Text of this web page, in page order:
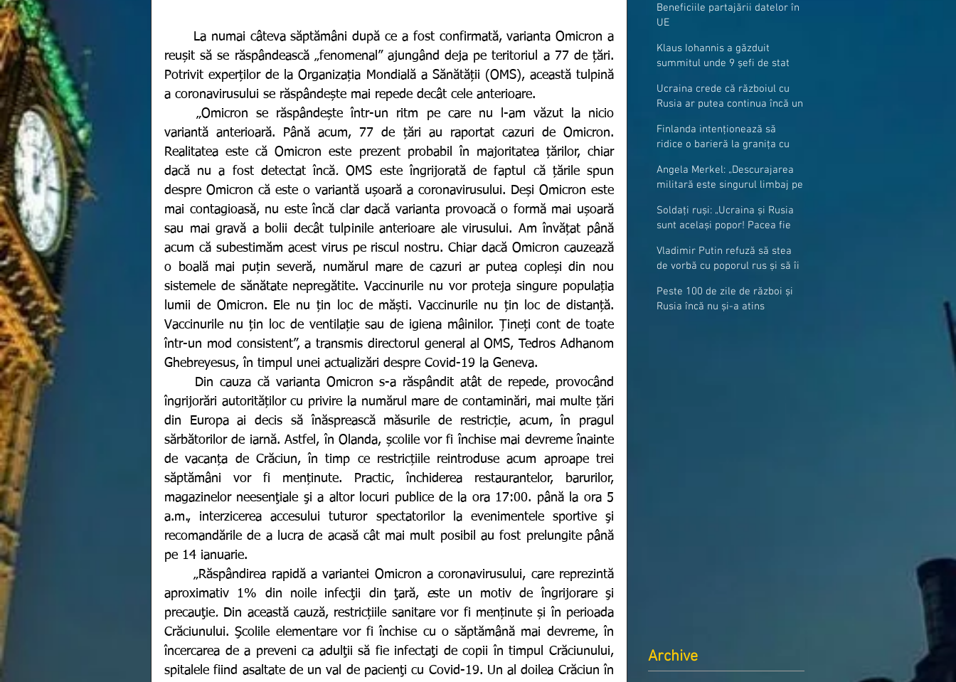
reușit să se răspândească „fenomenal” ajungând deja pe teritoriul a 77 de țări.
Potrivit experților de la Organizația Mondială a Sănătății (OMS), această tulpină
a coronavirusului se răspândește mai repede decât cele anterioare.
variantă anterioară. Până acum, 77 de țări au raportat cazuri de Omicron.
Realitatea este că Omicron este prezent probabil în majoritatea țărilor, chiar
dacă nu a fost detectat încă. OMS este îngrijorată de faptul că țările spun
despre Omicron că este o variantă ușoară a coronavirusului. Deși Omicron este
mai contagioasă, nu este încă clar dacă varianta provoacă o formă mai ușoară
sau mai gravă a bolii decât tulpinile anterioare ale virusului. Am învățat până
acum că subestimăm acest virus pe riscul nostru. Chiar dacă Omicron cauzează
o boală mai puțin severă, numărul mare de cazuri ar putea copleși din nou
sistemele de sănătate nepregătite. Vaccinurile nu vor proteja singure populația
lumii de Omicron. Ele nu țin loc de măști. Vaccinurile nu țin loc de distanță.
Vaccinurile nu țin loc de ventilație sau de igiena mâinilor. Țineți cont de toate
într-un mod consistent”, a transmis directorul general al OMS, Tedros Adhanom
Ghebreyesus, în timpul unei actualizări despre Covid-19 la Geneva.
îngrijorări autorităților cu privire la numărul mare de contaminări, mai multe țări
din Europa ai decis să înăsprească măsurile de restricție, acum, în pragul
sărbătorilor de iarnă. Astfel, în Olanda, școlile vor fi închise mai devreme înainte
de vacanța de Crăciun, în timp ce restricțiile reintroduse acum aproape trei
săptămâni vor fi menținute. Practic, închiderea restaurantelor, barurilor,
magazinelor neesenţiale şi a altor locuri publice de la ora 17:00. până la ora 5
a.m., interzicerea accesului tuturor spectatorilor la evenimentele sportive şi
recomandările de a lucra de acasă cât mai mult posibil au fost prelungite până
pe 14 ianuarie.
aproximativ 1% din noile infecţii din ţară, este un motiv de îngrijorare şi
precauţie. Din această cauză, restricțiile sanitare vor fi menținute și în perioada
Crăciunului. Şcolile elementare vor fi închise cu o săptămână mai devreme, în
încercarea de a preveni ca adulţii să fie infectaţi de copii în timpul Crăciunului,
spitalele fiind asaltate de un val de pacienţi cu Covid-19. Un al doilea Crăciun în
Beneficiile partajării datelor în
UE
Klaus Iohannis a găzduit
summitul unde 9 șefi de stat
granițe
Ucraina crede că războiul cu
Rusia ar putea continua încă un
Finlanda intenționează să
ridice o barieră la granița cu
Angela Merkel: „Descurajarea
militară este singurul limbaj pe
Soldați ruși: „Ucraina și Rusia
sunt același popor! Pacea fie
Vladimir Putin refuză să stea
de vorbă cu poporul rus și să îi
Peste 100 de zile de război și
Rusia încă nu și-a atins
Archive